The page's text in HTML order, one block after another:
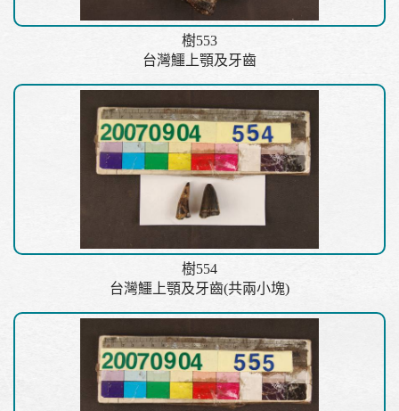
樹553
台灣鱷上顎及牙齒
樹554
台灣鱷上顎及牙齒(共兩小塊)